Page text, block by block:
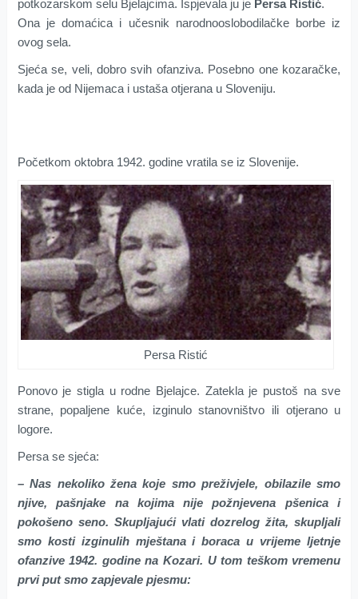
potkozarskom selu Bjelajcima. Ispjevala ju je Persa Ristić.
Ona je domaćica i učesnik narodnooslobodilačke borbe iz
ovog sela.
Sjeća se, veli, dobro svih ofanziva. Posebno one kozaračke,
kada je od Nijemaca i ustaša otjerana u Sloveniju.
Početkom oktobra 1942. godine vratila se iz Slovenije.
Persa Ristić
Ponovo je stigla u rodne Bjelajce. Zatekla je pustoš na sve
strane, popaljene kuće, izginulo stanovništvo ili otjerano u
logore.
Persa se sjeća:
– Nas nekoliko žena koje smo preživjele, obilazile smo
njive, pašnjake na kojima nije požnjevena pšenica i
pokošeno seno. Skupljajući vlati dozrelog žita, skupljali
smo kosti izginulih mještana i boraca u vrijeme ljetnje
ofanzive 1942. godine na Kozari. U tom teškom vremenu
prvi put smo zapjevale pjesmu: